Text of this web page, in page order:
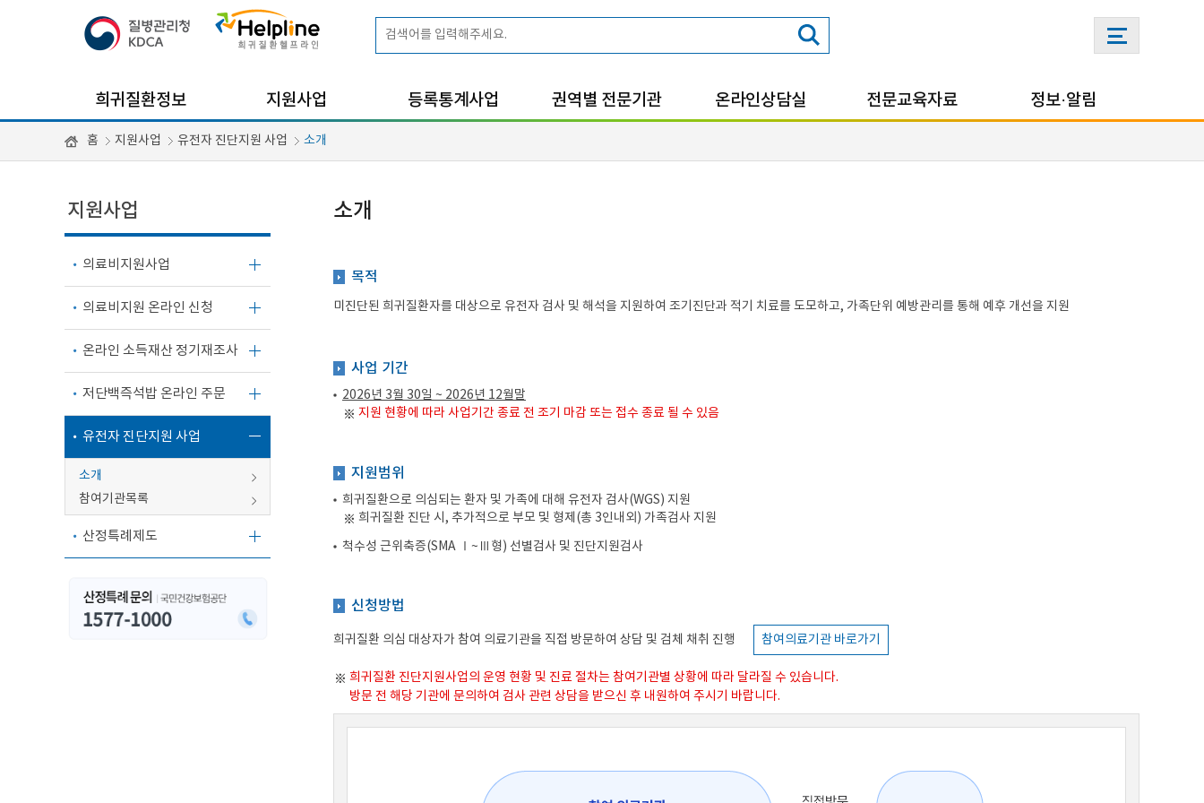
희귀질환정보 지원사업 등록통계사업 권역별 전문기관 온라인상담실 전문교육자료 정보·알림
홈 지원사업 유전자 진단지원 사업 소개
지원사업
의료비지원사업
의료비지원 온라인 신청
온라인 소득재산 정기재조사
저단백즉석밥 온라인 주문
유전자 진단지원 사업
소개
참여기관목록
산정특례제도
소개
목적
미진단된 희귀질환자를 대상으로 유전자 검사 및 해석을 지원하여 조기진단과 적기 치료를 도모하고, 가족단위 예방관리를 통해 예후 개선을 지원
사업 기간
2026년 3월 30일 ~ 2026년 12월말
지원 현황에 따라 사업기간 종료 전 조기 마감 또는 접수 종료 될 수 있음
지원범위
희귀질환으로 의심되는 환자 및 가족에 대해 유전자 검사(WGS) 지원
희귀질환 진단 시, 추가적으로 부모 및 형제(총 3인내외) 가족검사 지원
척수성 근위축증(SMA Ⅰ~Ⅲ형) 선별검사 및 진단지원검사
신청방법
희귀질환 의심 대상자가 참여 의료기관을 직접 방문하여 상담 및 검체 채취 진행 참여의료기관 바로가기
희귀질환 진단지원사업의 운영 현황 및 진료 절차는 참여기관별 상황에 따라 달라질 수 있습니다.
방문 전 해당 기관에 문의하여 검사 관련 상담을 받으신 후 내원하여 주시기 바랍니다.